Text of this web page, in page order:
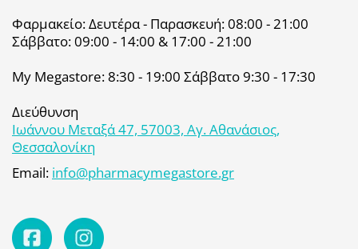
Φαρμακείο: Δευτέρα - Παρασκευή: 08:00 - 21:00
Σάββατο: 09:00 - 14:00 & 17:00 - 21:00
My Megastore: 8:30 - 19:00 Σάββατο 9:30 - 17:30
Διεύθυνση
Ιωάννου Μεταξά 47, 57003, Αγ. Αθανάσιος,
Θεσσαλονίκη
Email: info@pharmacymegastore.gr